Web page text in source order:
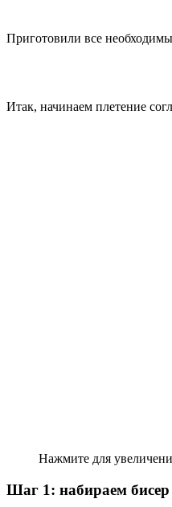
Приготовили все
Итак, начинаем плетение
Нажмите для
Шаг 1: набираем бисер